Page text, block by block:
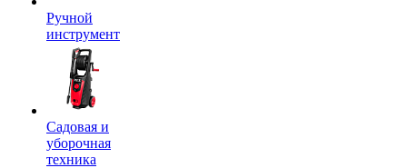
Ручной
инструмент
Садовая и
уборочная
техника